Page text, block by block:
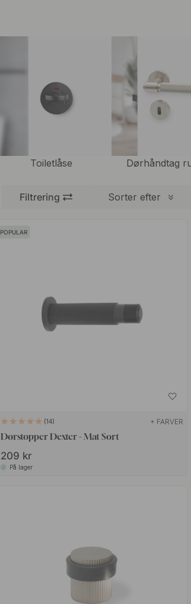
Toiletlåse Dørhåndtag
Sorter efter
Filtrering
POPULAR
14 + FARVER
Dørstopper Dexter - Mat Sort
209 kr
På lager